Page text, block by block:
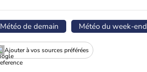
Météo de demain Météo du week-end
Ajouter à vos sources préférées